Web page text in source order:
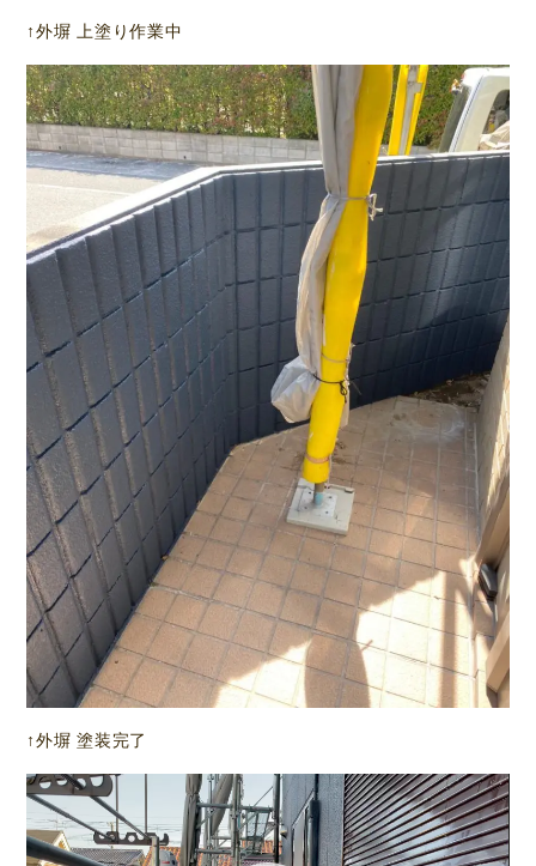
↑外塀 上塗り作業中
↑外塀 塗装完了
動
画
プ